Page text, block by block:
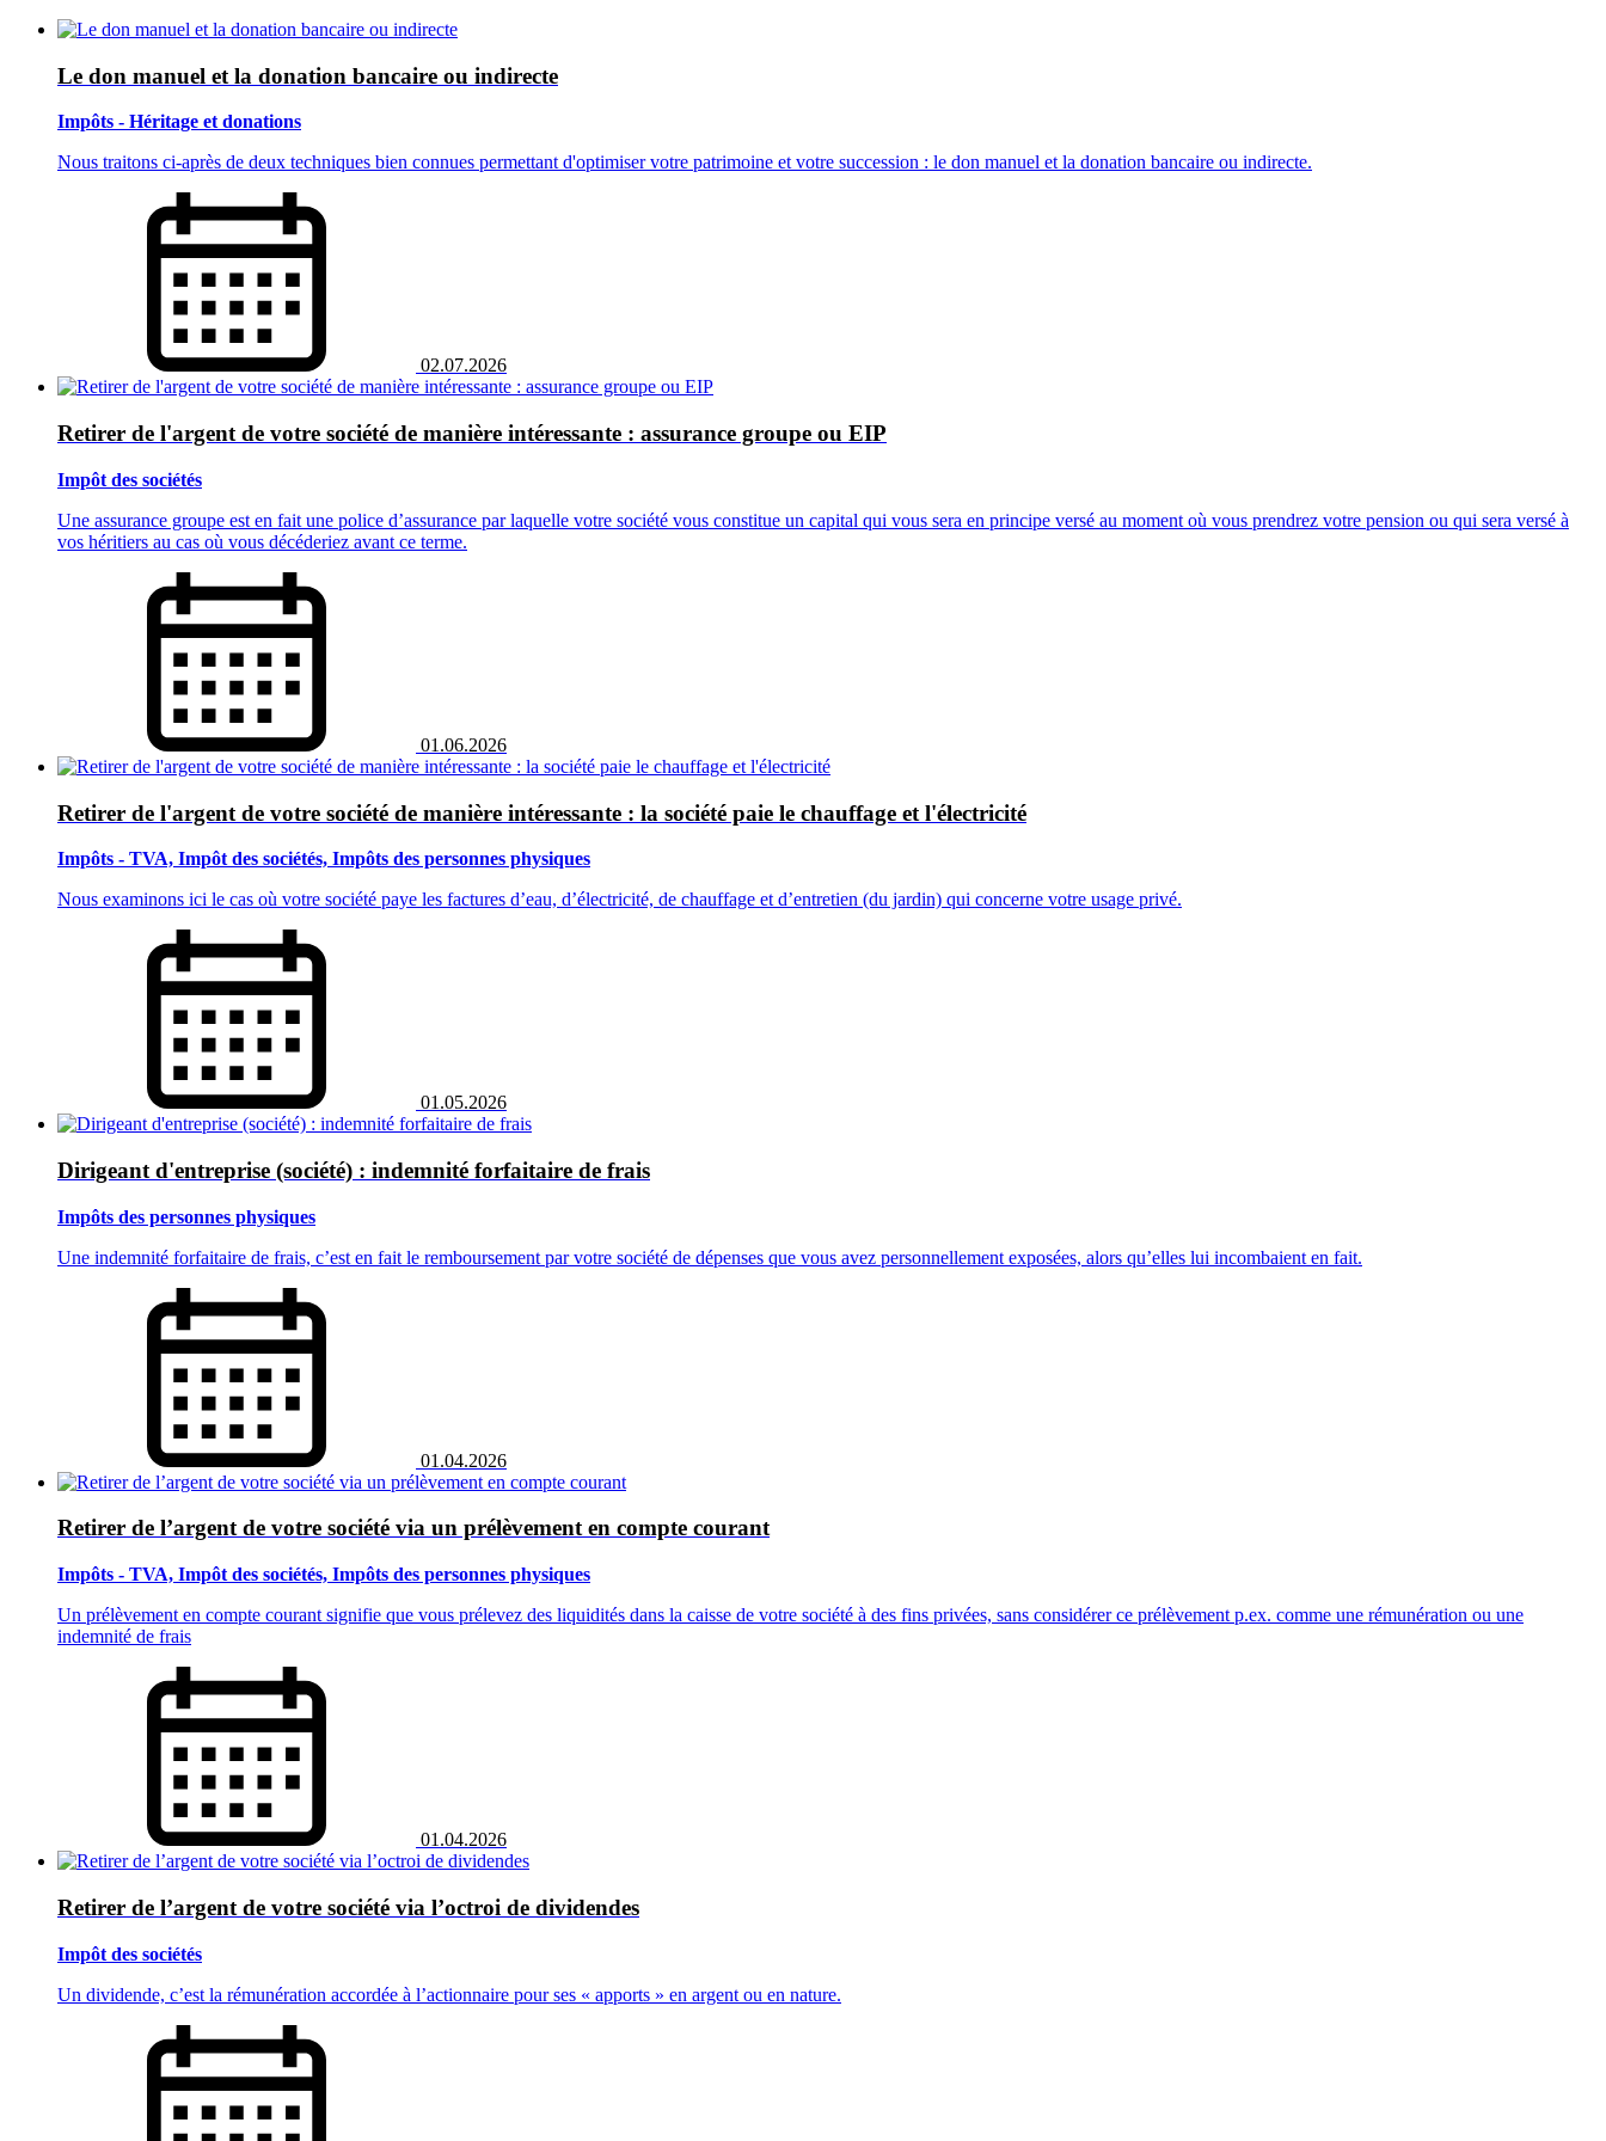
Le don manuel et la donation bancaire ou indirecte
Impôts - Héritage et donations
Nous traitons ci-après de deux techniques bien connues permettant d'optimiser votre patrimoine et votre succession : le don manuel et la donation bancaire ou indirecte.
02.07.2026
Retirer de l'argent de votre société de manière intéressante : assurance groupe ou EIP
Impôt des sociétés
Une assurance groupe est en fait une police d’assurance par laquelle votre société vous constitue un capital qui vous sera en principe versé au moment où vous prendrez votre pension ou qui sera versé à
vos héritiers au cas où vous décéderiez avant ce terme.
01.06.2026
Retirer de l'argent de votre société de manière intéressante : la société paie le chauffage et l'électricité
Impôts - TVA, Impôt des sociétés, Impôts des personnes physiques
Nous examinons ici le cas où votre société paye les factures d’eau, d’électricité, de chauffage et d’entretien (du jardin) qui concerne votre usage privé.
01.05.2026
Dirigeant d'entreprise (société) : indemnité forfaitaire de frais
Impôts des personnes physiques
Une indemnité forfaitaire de frais, c’est en fait le remboursement par votre société de dépenses que vous avez personnellement exposées, alors qu’elles lui incombaient en fait.
01.04.2026
Retirer de l’argent de votre société via un prélèvement en compte courant
Impôts - TVA, Impôt des sociétés, Impôts des personnes physiques
Un prélèvement en compte courant signifie que vous prélevez des liquidités dans la caisse de votre société à des fins privées, sans considérer ce prélèvement p.ex. comme une rémunération ou une
indemnité de frais
01.04.2026
Retirer de l’argent de votre société via l’octroi de dividendes
Impôt des sociétés
Un dividende, c’est la rémunération accordée à l’actionnaire pour ses « apports » en argent ou en nature.